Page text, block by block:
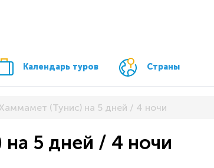
Календарь туров Страны
(Тунис) на 5 дней / 4 ночи
5 дней / 4 ночи